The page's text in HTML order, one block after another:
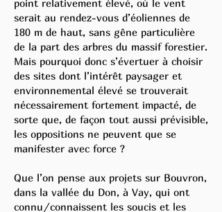
point relativement élevé, où le vent
serait au rendez-vous d’éoliennes de
180 m de haut, sans gêne particulière
de la part des arbres du massif forestier.
Mais pourquoi donc s’évertuer à choisir
des sites dont l’intérêt paysager et
environnemental élevé se trouverait
nécessairement fortement impacté, de
sorte que, de façon tout aussi prévisible,
les oppositions ne peuvent que se
manifester avec force ?
Que l’on pense aux projets sur Bouvron,
dans la vallée du Don, à Vay, qui ont
connu/connaissent les soucis et les